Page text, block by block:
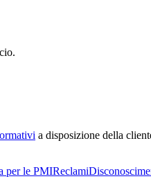
a disposizione della
per le PMIReclami